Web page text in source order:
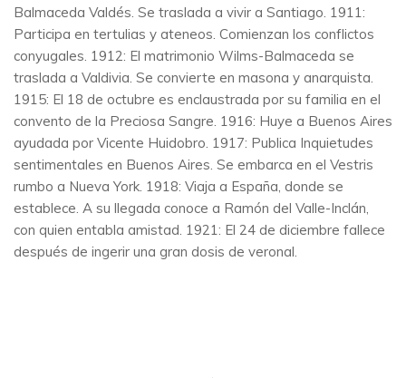
Balmaceda Valdés. Se traslada a vivir a Santiago. 1911:
Participa en tertulias y ateneos. Comienzan los conflictos
conyugales. 1912: El matrimonio Wilms-Balmaceda se
traslada a Valdivia. Se convierte en masona y anarquista.
1915: El 18 de octubre es enclaustrada por su familia en el
convento de la Preciosa Sangre. 1916: Huye a Buenos Aires
ayudada por Vicente Huidobro. 1917: Publica Inquietudes
sentimentales en Buenos Aires. Se embarca en el Vestris
rumbo a Nueva York. 1918: Viaja a España, donde se
establece. A su llegada conoce a Ramón del Valle-Inclán,
con quien entabla amistad. 1921: El 24 de diciembre fallece
después de ingerir una gran dosis de veronal.